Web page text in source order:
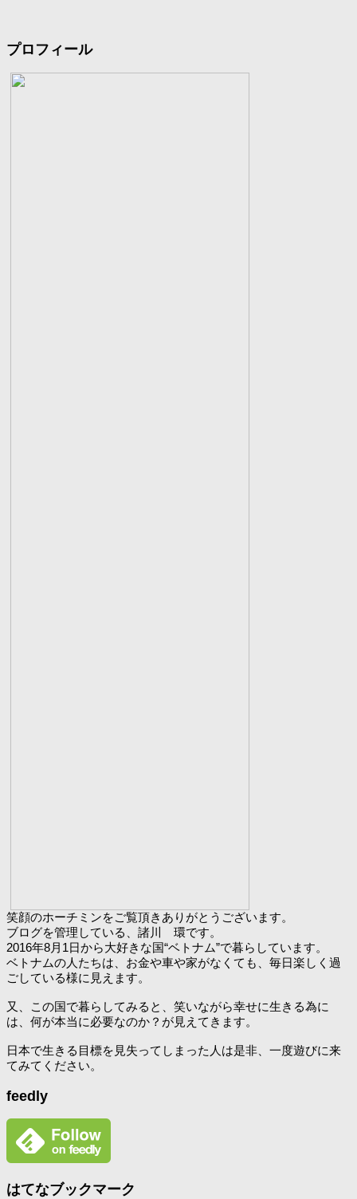
プロフィール
笑顔のホーチミンをご覧頂きありがとうございます。
ブログを管理している、諸川 環です。
2016年8月1日から大好きな国“ベトナム”で暮らしています。
ベトナムの人たちは、お金や車や家がなくても、毎日楽しく過
ごしている様に見えます。
又、この国で暮らしてみると、笑いながら幸せに生きる為に
は、何が本当に必要なのか？が見えてきます。
日本で生きる目標を見失ってしまった人は是非、一度遊びに来
てみてください。
feedly
はてなブックマーク